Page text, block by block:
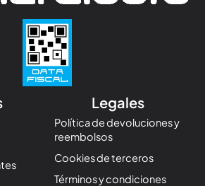
Legales
Política de devoluciones y
reembolsos
Cookies de terceros
Términos y condiciones